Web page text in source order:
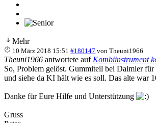
Mehr
10 März 2018 15:51 #180147 vonTheuni1966
Theuni1966 antwortete auf Kombiinstrument
So, Problem gelöst. Gummiteil bei Daimler für
und siehe da KI hält wie es soll. Das alte war
Danke für Eure Hilfe und Unterstützung
Gruss